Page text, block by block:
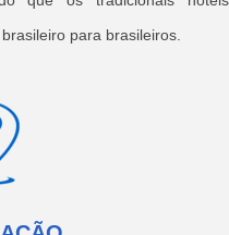
para brasileiros.